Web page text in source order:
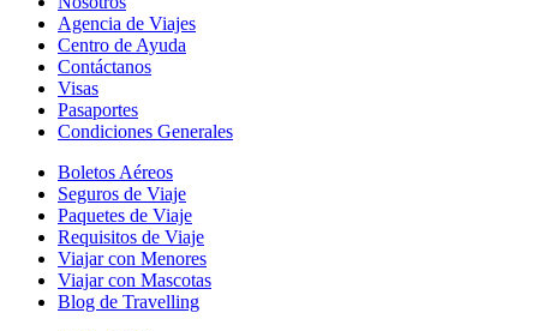
Agencia de Viajes
Centro de Ayuda
Contáctanos
Visas
Pasaportes
Condiciones Generales
Boletos Aéreos
Seguros de Viaje
Paquetes de Viaje
Requisitos de Viaje
Viajar con Menores
Viajar con Mascotas
Blog de Travelling